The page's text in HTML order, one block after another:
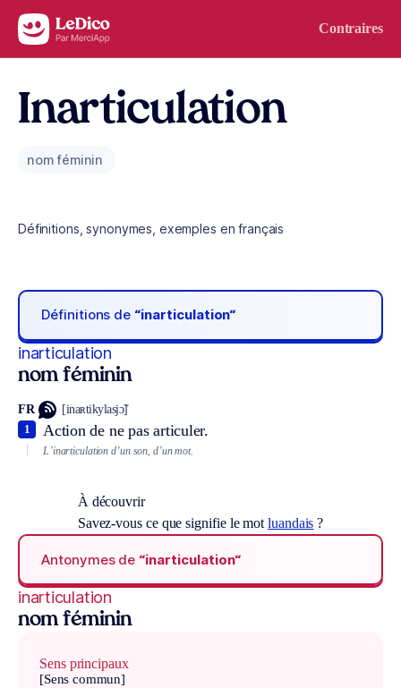
Aller au contenu Contraires
Inarticulation
nom féminin
Définitions, synonymes, exemples en français
Définitions de “inarticulation“
inarticulation
nom féminin
FR [inaʀtikylasjɔ̃]
Action de ne pas articuler.
1
L’inarticulation d’un son, d’un mot.
À découvrir
Savez-vous ce que signifie le motluandais ?
Antonymes de “inarticulation“
inarticulation
nom féminin
Sens principaux
[Sens commun]